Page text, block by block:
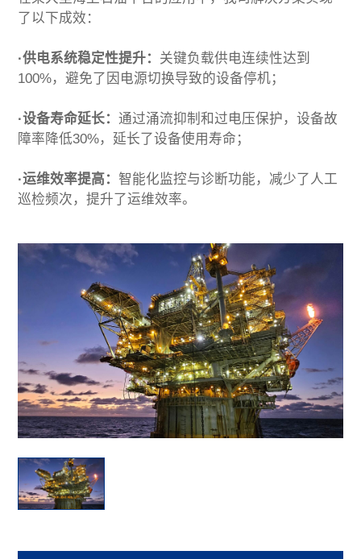
了以下成效：
·供电系统稳定性提升： 关键负载供电连续性达到
100%，避免了因电源切换导致的设备停机；
·设备寿命延长：通过涌流抑制和过电压保护，设备故
障率降低30%，延长了设备使用寿命；
·运维效率提高：智能化监控与诊断功能，减少了人工
巡检频次，提升了运维效率。